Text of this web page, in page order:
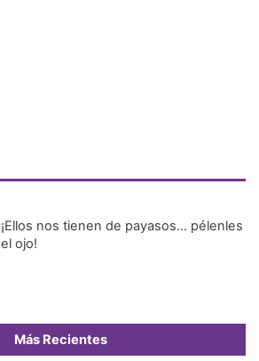
¡Ellos nos tienen de payasos… pélenles
el ojo!
Más Recientes